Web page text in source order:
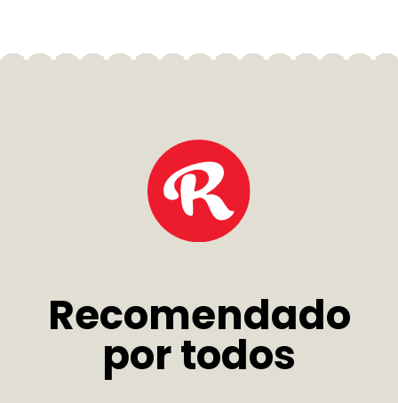
Recomendado
por todos